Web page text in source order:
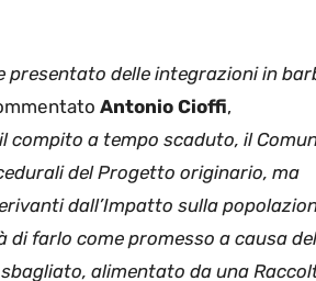
presentato delle integrazioni in
Antonio Cioffi,
compito a tempo scaduto, il
del Progetto originario, ma
dall’Impatto sulla
di farlo come promesso a causa del
alimentato da una